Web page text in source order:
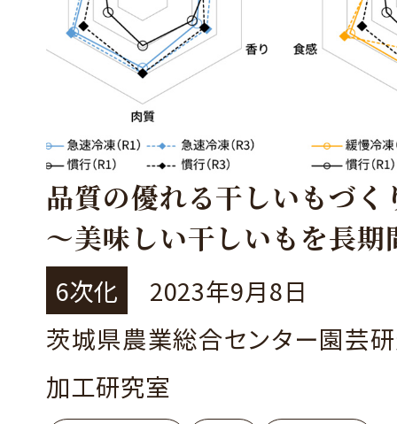
品質の優れる干しいもづく
～美味しい干しいもを長期
るためのポイント～
6次化
2023年9月8日
茨城県農業総合センター園芸
加工研究室